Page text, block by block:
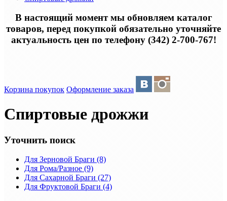
В настоящий момент мы обновляем каталог
товаров, перед покупкой обязательно уточняйте
актуальность цен по телефону (342) 2-700-767!
Корзина покупок Оформление заказа
Спиртовые дрожжи
Уточнить поиск
Для Зерновой Браги (8)
Для Рома/Разное (9)
Для Сахарной Браги (27)
Для Фруктовой Браги (4)